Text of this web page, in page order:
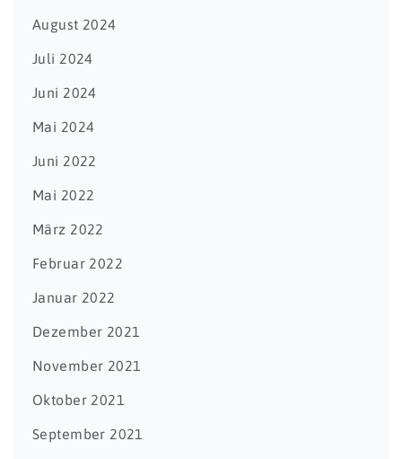
August 2024
Juli 2024
Juni 2024
Mai 2024
Juni 2022
Mai 2022
März 2022
Februar 2022
Januar 2022
Dezember 2021
November 2021
Oktober 2021
September 2021